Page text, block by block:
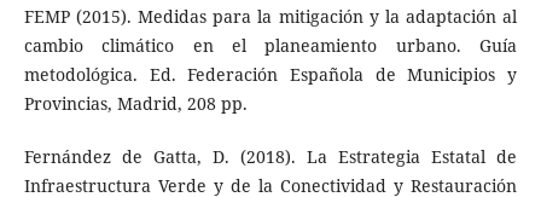
FEMP (2015). Medidas para la mitigación y la adaptación al
cambio climático en el planeamiento urbano. Guía
metodológica. Ed. Federación Española de Municipios y
Provincias, Madrid, 208 pp.
Fernández de Gatta, D. (2018). La Estrategia Estatal de
Infraestructura Verde y de la Conectividad y Restauración